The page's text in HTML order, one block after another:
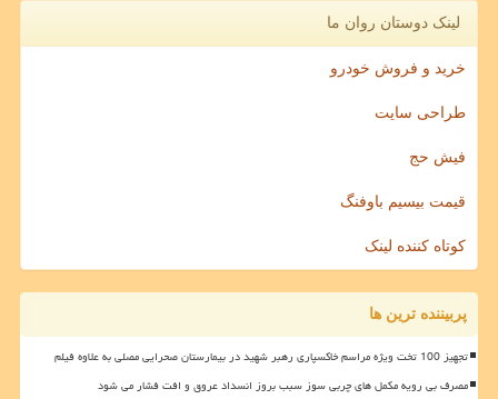
لینک دوستان روان ما
خرید و فروش خودرو
طراحی سایت
فیش حج
قیمت بیسیم باوفنگ
کوتاه کننده لینک
پربیننده ترین ها
تجهیز 100 تخت ویژه مراسم خاکسپاری رهبر شهید در بیمارستان صحرایی مصلی به علاوه فیلم
مصرف بی رویه مکمل های چربی سوز سبب بروز انسداد عروق و افت فشار می شود